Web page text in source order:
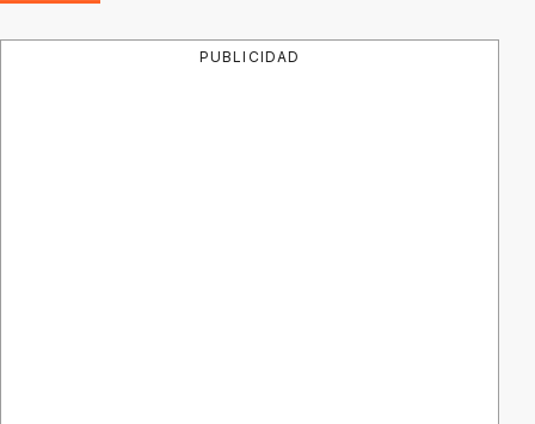
PUBLICIDAD